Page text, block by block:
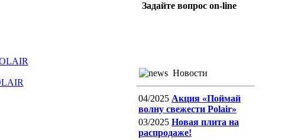
Задайте вопрос on-line
Новости
04/2025 Акция «Поймай
волну свежести Polair»
03/2025 Новая плита на
распродаже!